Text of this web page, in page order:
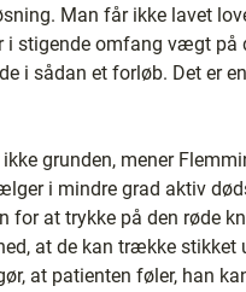
Man får ikke lavet
i stigende omfang vægt på
i sådan et forløb. Det er
ikke grunden, mener
i mindre grad aktiv
for at trykke på den røde
at de kan trække stikket
at patienten føler, han